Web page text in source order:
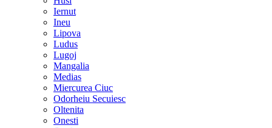
Iernut
Ineu
Lipova
Ludus
Lugoj
Mangalia
Medias
Miercurea Ciuc
Odorheiu Secuiesc
Oltenita
Onesti